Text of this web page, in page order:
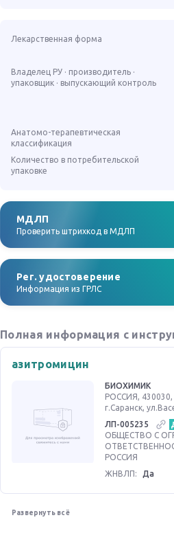
Лекарственная форма
Владелец РУ · производитель ·
упаковщик · выпускающий контроль
Анатомо-терапевтическая
классификация
Количество в потребительской
упаковке
МДЛП
Проверить штрихкод в МДЛП
Рег. удостоверение
Информация из ГРЛС
Полная информация с
азитромицин
БИОХИМИК
РОССИЯ,
г.Саранск,
ЛП-005235
ОБЩЕСТВО С
РОССИЯ
ЖНВЛП:
Да
Развернуть всё